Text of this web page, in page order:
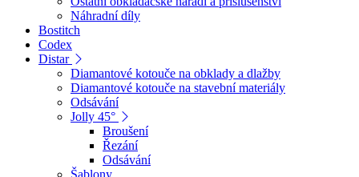
Náhradní díly
Bostitch
Codex
Distar
Diamantové kotouče na obklady a dlažby
Diamantové kotouče na stavební materiály
Odsávání
Jolly 45°
Broušení
Řezání
Odsávání
Šablony